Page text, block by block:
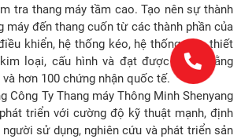
tra thang máy tầm cao. Tạo nên sự thành
máy đến thang cuốn từ các thành phần của
khiển, hệ thống kéo, hệ thống cửa, thiết
loại, cấu hình và đạt được nhiều bằng
hơn 100 chứng nhận quốc tế.
Công Ty Thang máy Thông Minh Shenyang
triển với cường độ kỹ thuật mạnh, định
sử dụng, nghiên cứu và phát triển sản